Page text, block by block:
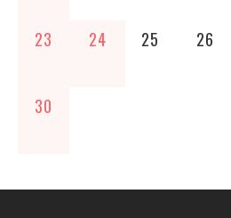
23 24 25 26
30